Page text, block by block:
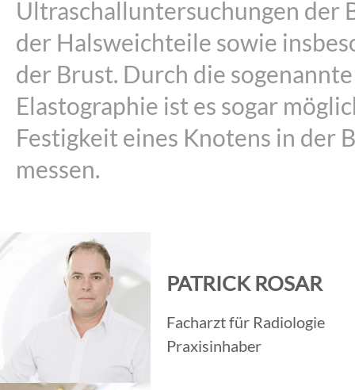
Ultraschalluntersuchungen der
der Halsweichteile sowie
der Brust. Durch die sogenannte
Elastographie ist es sogar
Festigkeit eines Knotens in der
messen.
PATRICK ROSAR
Facharzt für Radiologie
Praxisinhaber